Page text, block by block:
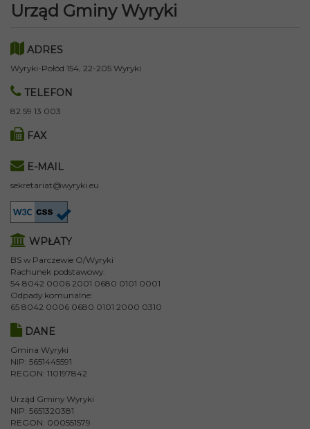
Urząd Gminy Wyryki
ADRES
Wyryki-Połód 154, 22-205 Wyryki
TELEFON
82 59 13 003
FAX
E-MAIL
sekretariat@wyryki.eu
WPŁATY
BS w Parczewie O/Wyryki
Rachunek podstawowy:
54 8042 0006 2001 0680 0101 0001
Odpady komunalne:
65 8042 0006 0680 0101 2000 0310
DANE
Gmina Wyryki
NIP: 5651445591
REGON: 110197842
Urząd Gminy Wyryki
NIP: 5651320381
REGON: 000551579